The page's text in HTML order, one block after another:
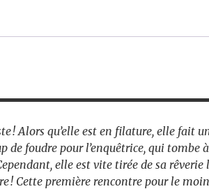
! Alors qu’elle est en filature, elle fait
de foudre pour l’enquêtrice, qui tombe
elle est vite tirée de sa rêverie
! Cette première rencontre pour le